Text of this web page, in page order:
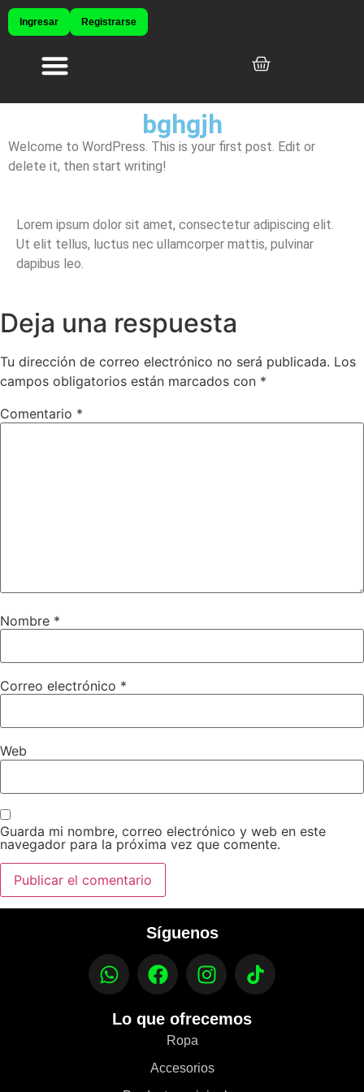
Ingresar Registrarse
bghgjh
Welcome to WordPress. This is your first post. Edit or
delete it, then start writing!
Lorem ipsum dolor sit amet, consectetur adipiscing elit.
Ut elit tellus, luctus nec ullamcorper mattis, pulvinar
dapibus leo.
Deja una respuesta
Tu dirección de correo electrónico no será publicada. Los
campos obligatorios están marcados con *
Comentario *
Nombre *
Correo electrónico *
Web
Guarda mi nombre, correo electrónico y web en este
navegador para la próxima vez que comente.
Síguenos
Lo que ofrecemos
Ropa
Accesorios